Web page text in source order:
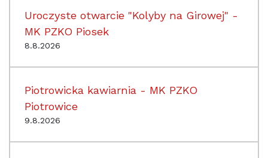
Uroczyste otwarcie "Kolyby na Girowej" -
MK PZKO Piosek
8.8.2026
Piotrowicka kawiarnia - MK PZKO
Piotrowice
9.8.2026